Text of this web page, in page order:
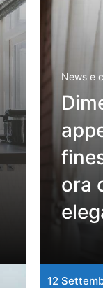
News e
ora
12